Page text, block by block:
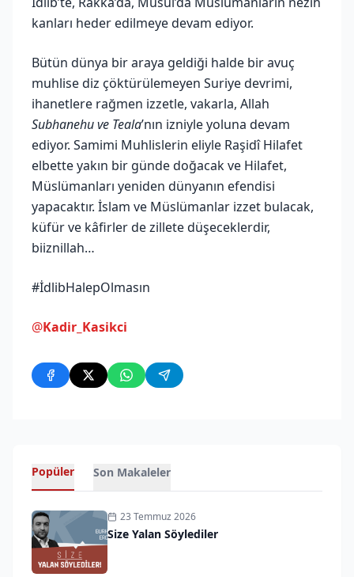
kanları heder edilmeye devam ediyor.
Bütün dünya bir araya geldiği halde bir avuç
muhlise diz çöktürülemeyen Suriye devrimi,
ihanetlere rağmen izzetle, vakarla, Allah
Subhanehu ve Teala’nın izniyle yoluna devam
ediyor. Samimi Muhlislerin eliyle Raşidî Hilafet
elbette yakın bir günde doğacak ve Hilafet,
Müslümanları yeniden dünyanın efendisi
yapacaktır. İslam ve Müslümanlar izzet bulacak,
küfür ve kâfirler de zillete düşeceklerdir,
biiznillah…
#İdlibHalepOlmasın
@Kadir_Kasikci
Popüler Son Makaleler
23 Temmuz 2026
Size Yalan Söylediler